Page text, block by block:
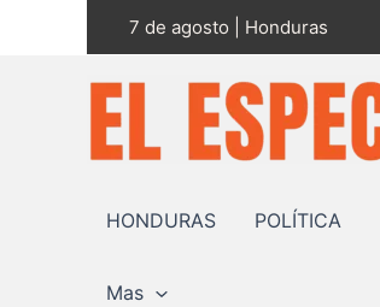
7 de agosto | Honduras
HONDURAS POLÍTICA
Mas